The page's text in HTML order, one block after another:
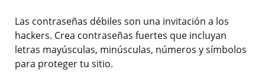
Las contraseñas débiles son una invitación a los
hackers. Crea contraseñas fuertes que incluyan
letras mayúsculas, minúsculas, números y símbolos
para proteger tu sitio.